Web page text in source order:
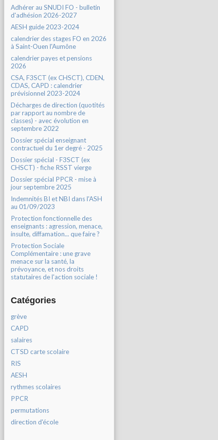
Adhérer au SNUDI FO - bulletin
d'adhésion 2026-2027
AESH guide 2023-2024
calendrier des stages FO en 2026
à Saint-Ouen l'Aumône
calendrier payes et pensions
2026
CSA, F3SCT (ex CHSCT), CDEN,
CDAS, CAPD : calendrier
prévisionnel 2023-2024
Décharges de direction (quotités
par rapport au nombre de
classes) - avec évolution en
septembre 2022
Dossier spécial enseignant
contractuel du 1er degré - 2025
Dossier spécial - F3SCT (ex
CHSCT) - fiche RSST vierge
Dossier spécial PPCR - mise à
jour septembre 2025
Indemnités BI et NBI dans l'ASH
au 01/09/2023
Protection fonctionnelle des
enseignants : agression, menace,
insulte, diffamation... que faire ?
Protection Sociale
Complémentaire : une grave
menace sur la santé, la
prévoyance, et nos droits
statutaires de l'action sociale !
Catégories
grève
CAPD
salaires
CTSD carte scolaire
RIS
AESH
rythmes scolaires
PPCR
permutations
direction d'école